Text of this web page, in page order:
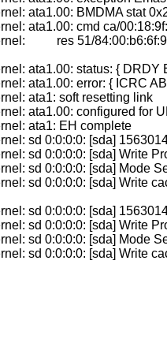
ata1.00: BMDMA stat
ata1.00: cmd ca/
res 51/
ata1.00: status: { DRDY
ata1.00: error: { ICRC
ata1: soft resetting link
ata1.00: configured for
ata1: EH complete
sd 0:0:0:0: [sda]
sd 0:0:0:0: [sda] Write
sd 0:0:0:0: [sda] Mode
sd 0:0:0:0: [sda] Write
sd 0:0:0:0: [sda]
sd 0:0:0:0: [sda] Write
sd 0:0:0:0: [sda] Mode
sd 0:0:0:0: [sda] Write